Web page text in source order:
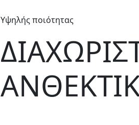
Υψηλής ποιότητας